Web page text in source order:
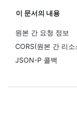
이 문서의 내용
원본 간 요청 정보
CORS(원본 간 리소
JSON-P 콜백